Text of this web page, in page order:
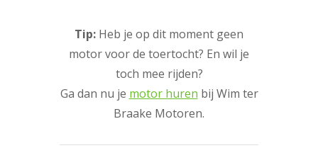
Tip: Heb je op dit moment geen
motor voor de toertocht? En wil je
toch mee rijden?
Ga dan nu je motor huren bij Wim ter
Braake Motoren.